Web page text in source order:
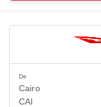
De
Cairo
CAI